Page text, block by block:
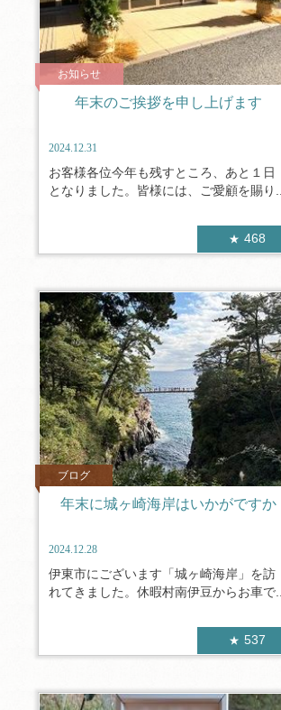
お知らせ
年末のご挨拶を申し上げます
2024.12.31
お客様各位今年も残すところ、あと１日
となりました。皆様には、ご愛顧を賜り...
468
ブログ
年末に城ヶ崎海岸はいかがですか
2024.12.28
伊東市にございます「城ヶ崎海岸」を訪
れてきました。休暇村南伊豆からお車で...
537